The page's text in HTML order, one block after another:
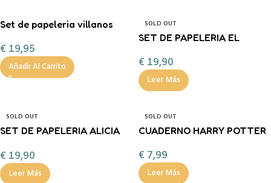
Set de papeleria villanos
€ 19,95
Añadir Al Carrito
SOLD OUT
SET DE PAPELERIA EL
€ 19,90
Leer Más
SOLD OUT
SET DE PAPELERIA ALICIA
MARAVILLAS
€ 19,90
Leer Más
SOLD OUT
CUADERNO HARRY POTTER
€ 7,99
Leer Más